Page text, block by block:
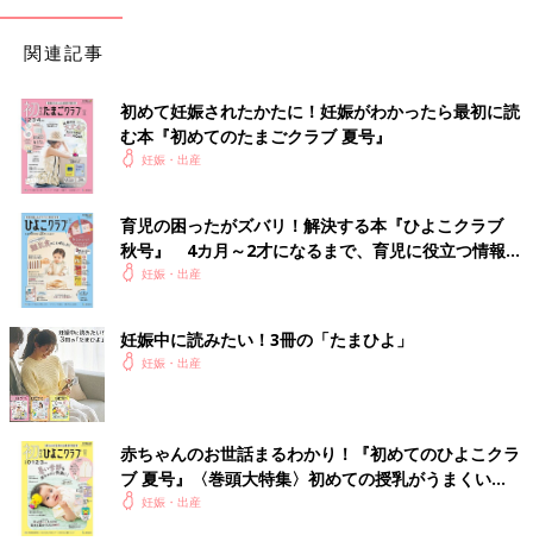
関連記事
初めて妊娠されたかたに！妊娠がわかったら最初に読
む本『初めてのたまごクラブ 夏号』
妊娠・出産
育児の困ったがズバリ！解決する本『ひよこクラブ
秋号』 4カ月～2才になるまで、育児に役立つ情報が
いっぱい！
妊娠・出産
妊娠中に読みたい！3冊の「たまひよ」
妊娠・出産
赤ちゃんのお世話まるわかり！『初めてのひよこクラ
ブ 夏号』〈巻頭大特集〉初めての授乳がうまくい
く！ おっぱい・ミルクの基本と夏のトラブル 解決テ
妊娠・出産